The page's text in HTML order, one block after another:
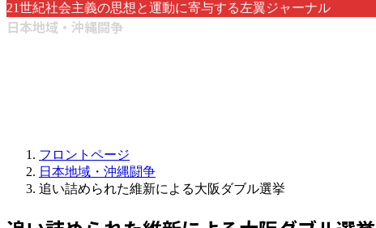
21世紀社会主義の思想と運動に寄与する左翼ジャーナル
日本地域・沖縄闘争
フロントページ
日本地域・沖縄闘争
追い詰められた維新による大阪ダブル選挙